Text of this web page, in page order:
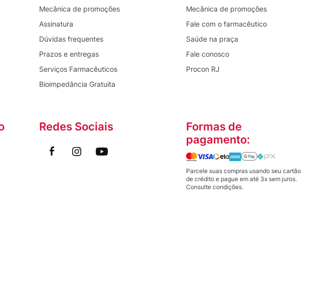
Mecânica de promoções
Assinatura
Dúvidas frequentes
Prazos e entregas
Serviços Farmacêuticos
Bioimpedância Gratuita
Mecânica de promoções
Fale com o farmacêutico
Saúde na praça
Fale conosco
Procon RJ
Redes Sociais
Formas de
pagamento:
Parcele suas compras usando seu cartão
de crédito e pague em até 3x sem juros.
Consulte condições.